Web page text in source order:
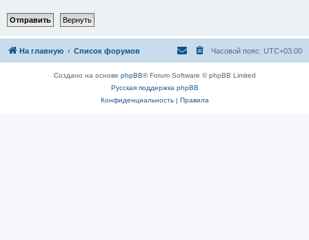
На главную Список форумов Часовой пояс: UTC+03:00
Создано на основе phpBB® Forum Software © phpBB Limited
Русская поддержка phpBB
Конфиденциальность| Правила